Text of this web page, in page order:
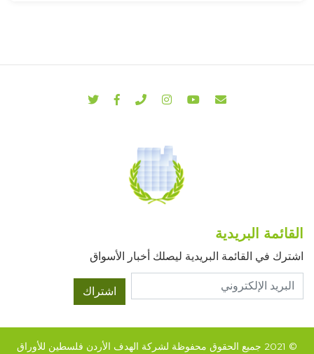
القائمة البريدية
اشترك في القائمة البريدية ليصلك أخبار الأسواق
اشتراك
© 2021 جميع الحقوق محفوظة لشركة الهدف الأردن فلسطين للأوراق